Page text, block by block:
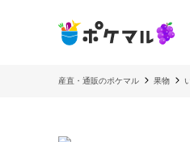
産直・通販のポケマル 果物